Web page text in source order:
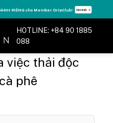
RIÊNG cho Member DripClub! Chi tiết ➝
HOTLINE: +84 90 1885
088
việc thải độc
phê